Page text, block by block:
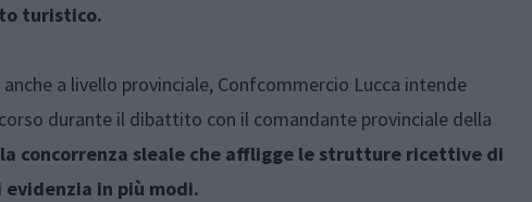
turistico.
a livello provinciale, Confcommercio Lucca intende
durante il dibattito con il comandante provinciale della
concorrenza sleale che affligge le strutture ricettive di
evidenzia in più modi.